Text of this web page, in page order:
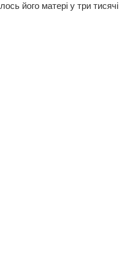
його матері у три тисячі